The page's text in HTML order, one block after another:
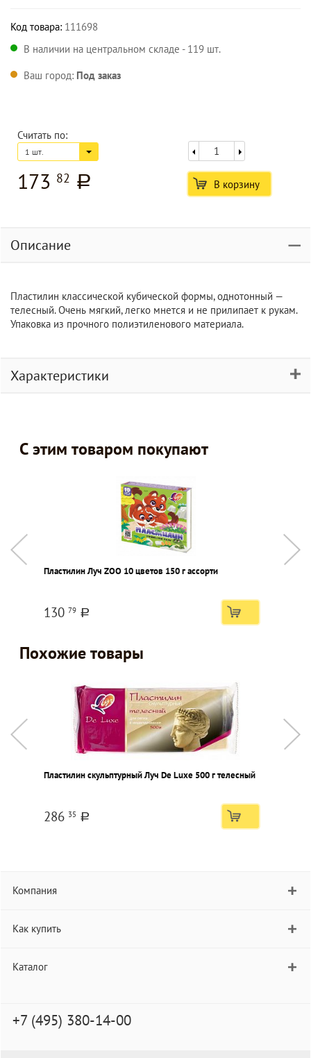
Код товара: 111698
В наличии на центральном складе - 119 шт.
Ваш город: Под заказ
Считать по:
1 шт.
173 82 a В корзину
Описание
Пластилин классической кубической формы, однотонный —
телесный. Очень мягкий, легко мнется и не прилипает к рукам.
Упаковка из прочного полиэтиленового материала.
Характеристики
С этим товаром покупают
Пластилин Луч ZOO 10 цветов 150 г ассорти
130 79 a
Похожие товары
Пластилин скульптурный Луч De Luxe 500 г телесный
286 35 a
Компания
Как купить
Каталог
+7 (495) 380-14-00